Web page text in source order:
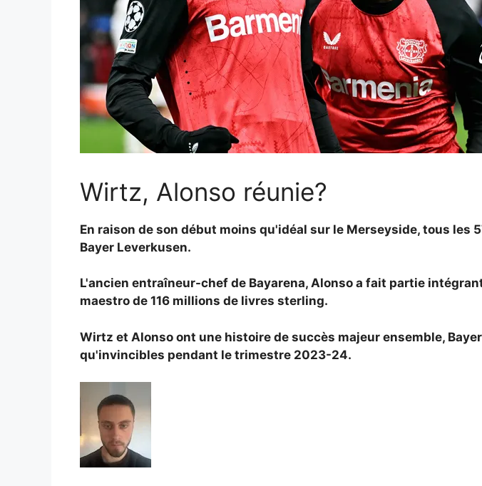
Wirtz, Alonso réunie?
En raison de son début moins qu'idéal sur le Merseyside, tous
Bayer Leverkusen.
L'ancien entraîneur-chef de Bayarena, Alonso a fait partie
maestro de 116 millions de livres sterling.
Wirtz et Alonso ont une histoire de succès majeur ensemble,
qu'invincibles pendant le trimestre 2023-24.